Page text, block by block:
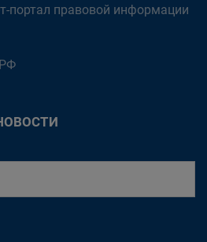
портал правовой информации